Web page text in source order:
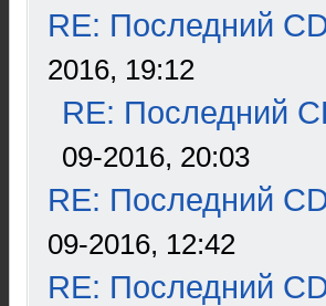
RE: Последний
2016, 19:12
RE: Последний
09-2016, 20:03
RE: Последний
09-2016, 12:42
RE: Последний